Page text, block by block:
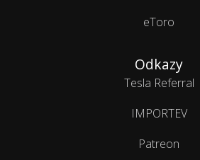
eToro
Odkazy
Tesla Referral
IMPORTEV
Patreon